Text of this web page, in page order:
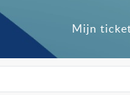
Mijn